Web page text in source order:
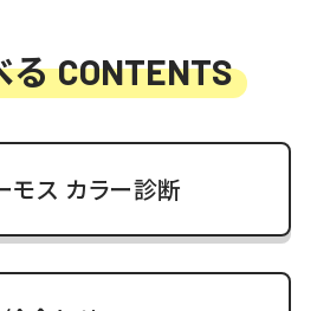
るCONTENTS
モス カラー診断